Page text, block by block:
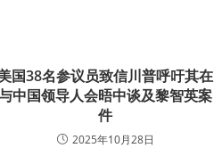
国38名参议员致信川普呼吁其在
中国领导人会晤中谈及黎智英案
件
2025年10月28日